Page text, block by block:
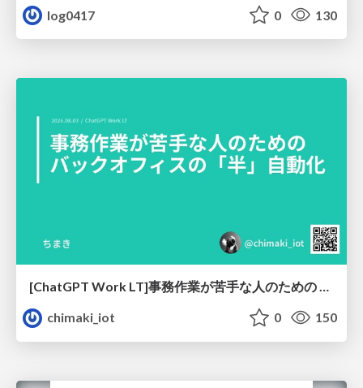
log0417
0 130
[ChatGPT Work LT]事務作業が苦手な人のための バックオフィスの「半」自動化
chimaki_iot
0 150